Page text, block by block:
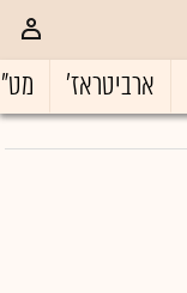
ארביטראז'